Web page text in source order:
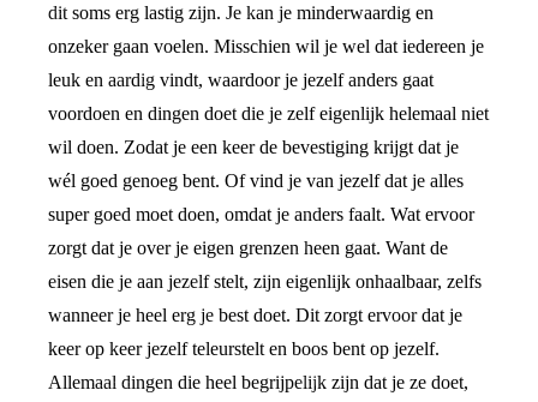
dit soms erg lastig zijn. Je kan je minderwaardig en
onzeker gaan voelen. Misschien wil je wel dat iedereen je
leuk en aardig vindt, waardoor je jezelf anders gaat
voordoen en dingen doet die je zelf eigenlijk helemaal niet
wil doen. Zodat je een keer de bevestiging krijgt dat je
wél goed genoeg bent. Of vind je van jezelf dat je alles
super goed moet doen, omdat je anders faalt. Wat ervoor
zorgt dat je over je eigen grenzen heen gaat. Want de
eisen die je aan jezelf stelt, zijn eigenlijk onhaalbaar, zelfs
wanneer je heel erg je best doet. Dit zorgt ervoor dat je
keer op keer jezelf teleurstelt en boos bent op jezelf.
Allemaal dingen die heel begrijpelijk zijn dat je ze doet,